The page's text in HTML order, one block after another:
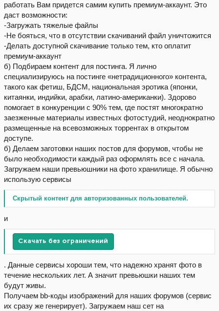
работать Вам придется самим купить премиум-аккаунт. Это
даст возможности:
-Загружать тяжелые файлы
-Не бояться, что в отсутствии скачиваний файл уничтожится
-Делать доступной скачивание только тем, кто оплатит
премиум-аккаунт
б) Подбираем контент для постинга. Я лично
специализируюсь на постинге «нетрадиционного» контента,
такого как фетиш, БДСМ, национальная эротика (японки,
китаянки, индийки, арабки, латино-американки). Здорово
помогает в конкуренции с 90% тем, где постят многократно
заезженные материалы известных фотостудий, неоднократно
размещенные на всевозможных торрентах в открытом
доступе.
б) Делаем заготовки наших постов для форумов, чтобы не
было необходимости каждый раз оформлять все с начала.
Загружаем наши превьюшники на фото хранилище. Я обычно
использую сервисы
Скрытый контент для авторизованных пользователей.
и
Скачать без ограничений
. Данные сервисы хороши тем, что надежно хранят фото в
течение нескольких лет. А значит превьюшки наших тем
будут живы.
Получаем bb-коды изображений для наших форумов (сервис
их сразу же генерирует). Загружаем наш сет на